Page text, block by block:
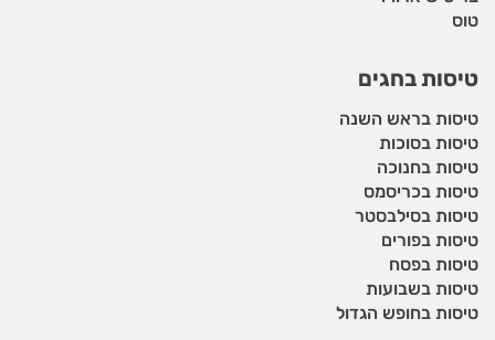
טוס
טיסות בחגים
טיסות בראש השנה
טיסות בסוכות
טיסות בחנוכה
טיסות בכריסמס
טיסות בסילבסטר
טיסות בפורים
טיסות בפסח
טיסות בשבועות
טיסות בחופש הגדול